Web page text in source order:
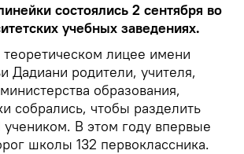
состоялись 2 сентября во
учебных заведениях.
лицее имени
Дадиани родители, учителя,
образования,
собрались, чтобы разделить
учеником. В этом году впервые
школы 132 первоклассника.